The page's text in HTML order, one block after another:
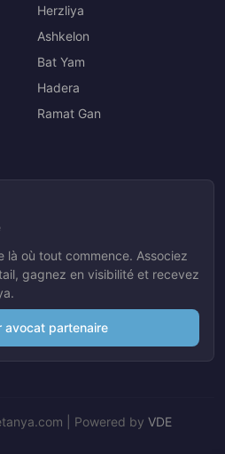
Herzliya
Ashkelon
Bat Yam
Hadera
Ramat Gan
là où tout commence. Associez
gagnez en visibilité et recevez
avocat partenaire
| Powered by VDE